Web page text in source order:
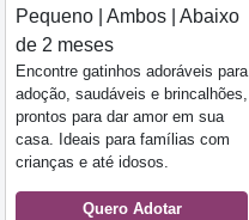
Pequeno | Ambos | Abaixo
de 2 meses
Encontre gatinhos adoráveis para
adoção, saudáveis e brincalhões,
prontos para dar amor em sua
casa. Ideais para famílias com
crianças e até idosos.
Quero Adotar